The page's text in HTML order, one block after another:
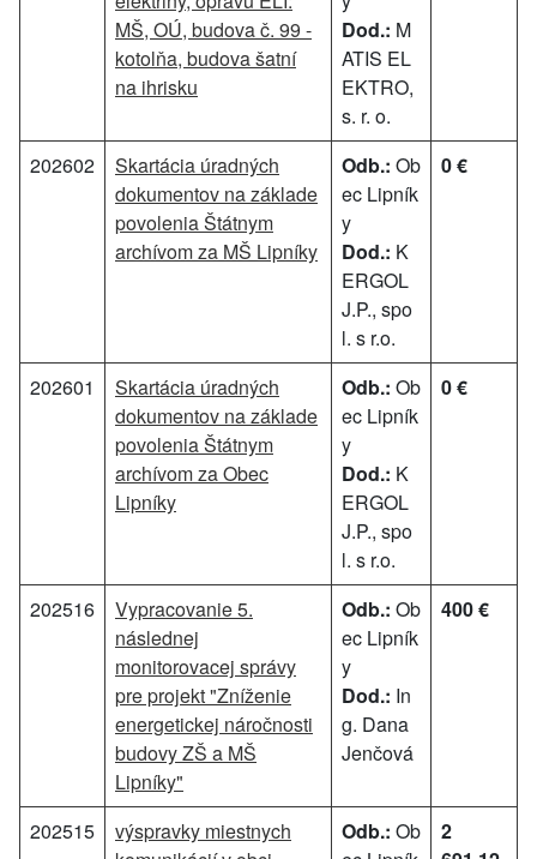
MŠ, OÚ, budova č. 99 -
kotolňa, budova šatní
na ihrisku
Dod.: M
ATIS EL
EKTRO,
s. r. o.
202602
Skartácia úradných
dokumentov na základe
povolenia Štátnym
archívom za MŠ Lipníky
Odb.: Ob
ec Lipník
y
Dod.: K
ERGOL
J.P., spo
l. s r.o.
0 €
202601
Skartácia úradných
dokumentov na základe
povolenia Štátnym
archívom za Obec
Lipníky
Odb.: Ob
ec Lipník
y
Dod.: K
ERGOL
J.P., spo
l. s r.o.
0 €
202516
Vypracovanie 5.
následnej
monitorovacej správy
pre projekt "Zníženie
energetickej náročnosti
budovy ZŠ a MŠ
Lipníky"
Odb.: Ob
ec Lipník
y
Dod.: In
g. Dana
Jenčová
400 €
202515
výspravky miestnych
Odb.: Ob
2